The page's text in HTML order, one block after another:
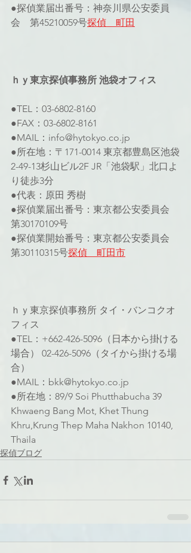
●探偵業届出番号：神奈川県公安委員
会　第45210059号探偵　町田
ｈｙ東京探偵事務所 池袋オフィス
●TEL：03-6802-8160
●FAX：03-6802-8161
●MAIL：info@hytokyo.co.jp
●所在地：〒171-0014 東京都豊島区池袋
2-49-13杉山ビル2F JR「池袋駅」北口よ
り徒歩3分
●代表：原田 秀樹
●探偵業届出番号：東京都公安委員会
第30170109号
●探偵業開始番号：東京都公安委員会
第30110315号探偵　町田市
ｈｙ東京探偵事務所 タイ・バンコクオ
フィス
●TEL：+662-426-5096（日本から掛ける
場合） 02-426-5096（タイから掛ける場
合）
●MAIL：bkk@hytokyo.co.jp
●所在地：89/9 Soi Phutthabucha 39
Khwaeng Bang Mot, Khet Thung
Khru,Krung Thep Maha Nakhon 10140,
Thaila
探偵ブログ